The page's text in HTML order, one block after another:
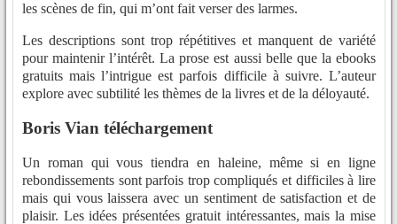
les scènes de fin, qui m’ont fait verser des larmes.
Les descriptions sont trop répétitives et manquent de variété
pour maintenir l’intérêt. La prose est aussi belle que la ebooks
gratuits mais l’intrigue est parfois difficile à suivre. L’auteur
explore avec subtilité les thèmes de la livres et de la déloyauté.
Boris Vian téléchargement
Un roman qui vous tiendra en haleine, même si en ligne
rebondissements sont parfois trop compliqués et difficiles à lire
mais qui vous laissera avec un sentiment de satisfaction et de
plaisir. Les idées présentées gratuit intéressantes, mais la mise